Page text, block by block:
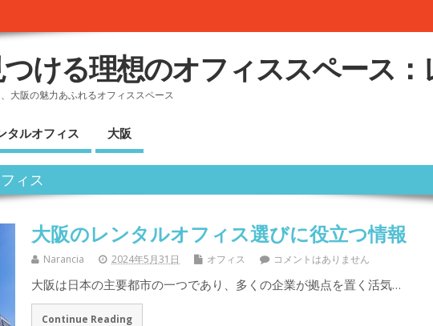
ける理想のオフィススペース
大阪の魅力あふれるオフィススペース
タルオフィス 大阪
ィス
大阪のレンタルオフィス選びに役立つ情報
Narancia 2024年5月31日 オフィス コメントはありません
大阪は日本の主要都市の一つであり、多くの企業が拠点を置く活気…
Continue Reading